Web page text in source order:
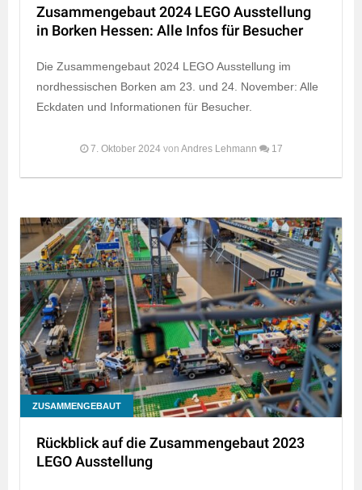
Zusammengebaut 2024 LEGO Ausstellung
in Borken Hessen: Alle Infos für Besucher
Die Zusammengebaut 2024 LEGO Ausstellung im
nordhessischen Borken am 23. und 24. November: Alle
Eckdaten und Informationen für Besucher.
7. Oktober 2024 von Andres Lehmann 17
ZUSAMMENGEBAUT
Rückblick auf die Zusammengebaut 2023
LEGO Ausstellung